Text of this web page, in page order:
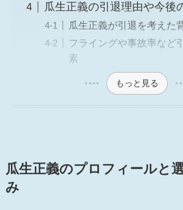
瓜生正義の引退理由や今後
瓜生正義が引退を考えた
フライングや事故率など
素
もっと見る
瓜生正義のプロフィールと
み